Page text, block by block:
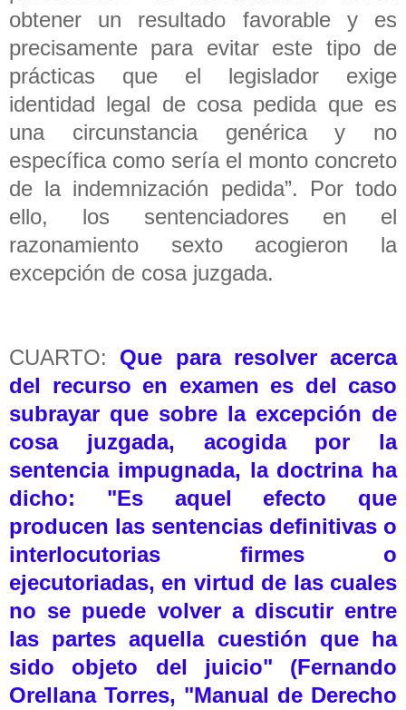
obtener un resultado favorable y es
precisamente para evitar este tipo de
prácticas que el legislador exige
identidad legal de cosa pedida que es
una circunstancia genérica y no
específica como sería el monto concreto
de la indemnización pedida”. Por todo
ello, los sentenciadores en el
razonamiento sexto acogieron la
excepción de cosa juzgada.
CUARTO: Que para resolver acerca
del recurso en examen es del caso
subrayar que sobre la excepción de
cosa juzgada, acogida por la
sentencia impugnada, la doctrina ha
dicho: "Es aquel efecto que
producen las sentencias definitivas o
interlocutorias firmes o
ejecutoriadas, en virtud de las cuales
no se puede volver a discutir entre
las partes aquella cuestión que ha
sido objeto del juicio" (Fernando
Orellana Torres, "Manual de Derecho